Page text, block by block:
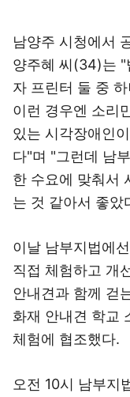
남양주 시청에서
양주혜 씨(34)는 "
자 프린터 둘 중
이런 경우엔 소리
있는 시각장애인
다"며 "그런데 남
한 수요에 맞춰서
는 것 같아서 좋았
이날 남부지법에
직접 체험하고 개
안내견과 함께 걷
화재 안내견 학교
체험에 협조했다.
오전 10시 남부지